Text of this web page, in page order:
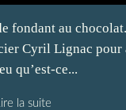
fondant au
Cyril Lignac
qu’est-ce...
la suite